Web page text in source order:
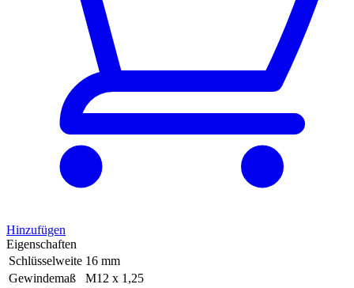
Hinzufügen
Eigenschaften
Schlüsselweite 16 mm
Gewindemaß
M12 x 1,25